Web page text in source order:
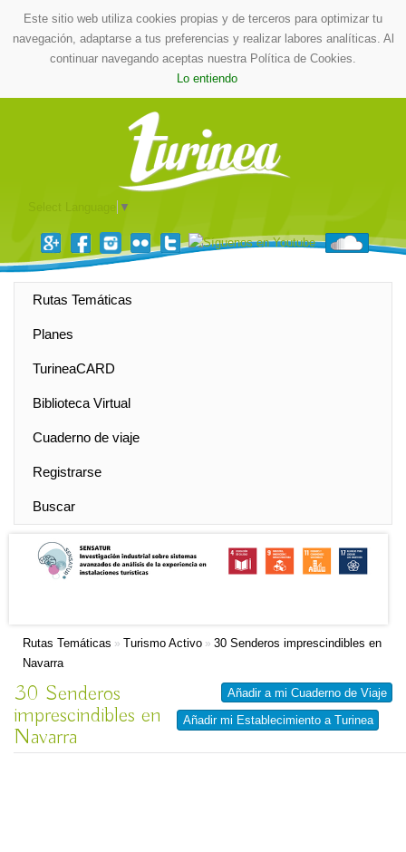
Este sitio web utiliza cookies propias y de terceros para optimizar tu
navegación, adaptarse a tus preferencias y realizar labores analíticas. Al
continuar navegando aceptas nuestra Política de Cookies.
Lo entiendo
▼
Rutas Temáticas
Planes
TurineaCARD
Biblioteca Virtual
Cuaderno de viaje
Registrarse
Buscar
Rutas Temáticas » Turismo Activo » 30 Senderos imprescindibles en
Navarra
Añadir a mi Cuaderno de Viaje
Añadir mi Establecimiento a Turinea
30 Senderos
imprescindibles en
Navarra